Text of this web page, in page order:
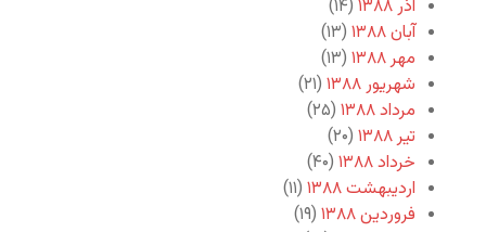
آذر ۱۳۸۸
(۱۴)
آبان ۱۳۸۸
(۱۳)
مهر ۱۳۸۸
(۱۳)
شهریور ۱۳۸۸
(۲۱)
مرداد ۱۳۸۸
(۲۵)
تیر ۱۳۸۸
(۲۰)
خرداد ۱۳۸۸
(۴۰)
اردیبهشت ۱۳۸۸
(۱۱)
فروردین ۱۳۸۸
(۱۹)